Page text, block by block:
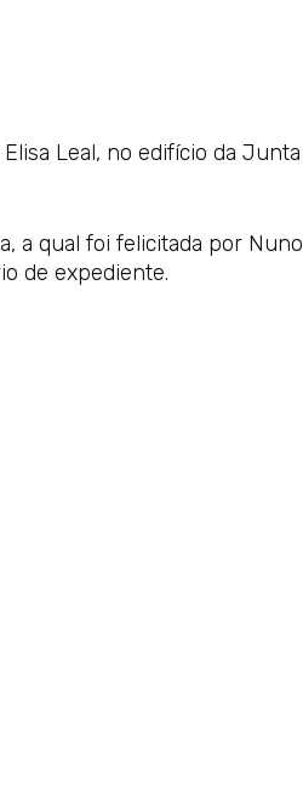
Leal, no edifício da Junta
a qual foi felicitada por Nuno
de expediente.